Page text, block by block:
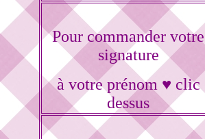
Pour commander votre
signature
à votre prénom ♥ clic
dessus